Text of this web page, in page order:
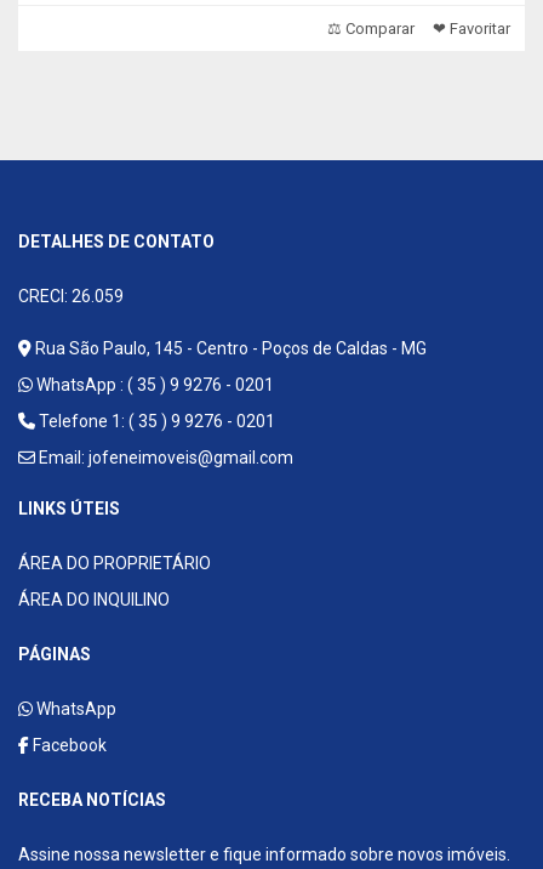
⚖ Comparar ❤ Favoritar
DETALHES DE CONTATO
CRECI: 26.059
Rua São Paulo, 145 - Centro - Poços de Caldas - MG
WhatsApp : ( 35 ) 9 9276 - 0201
Telefone 1: ( 35 ) 9 9276 - 0201
Email: jofeneimoveis@gmail.com
LINKS ÚTEIS
ÁREA DO PROPRIETÁRIO
ÁREA DO INQUILINO
PÁGINAS
WhatsApp
Facebook
RECEBA NOTÍCIAS
Assine nossa newsletter e fique informado sobre novos imóveis.